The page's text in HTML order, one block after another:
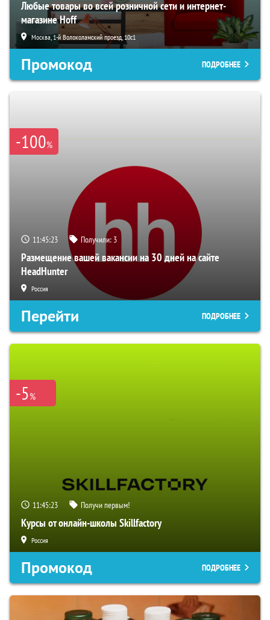
Любые товары во всей розничной сети и интернет-
магазине Hoff
Москва, 1-й Волоколамский проезд, 10с1
Промокод ПОДРОБНЕЕ
-100%
11:45:22 Получили: 3
Размещение вашей вакансии на 30 дней на сайте
HeadHunter
Россия
Перейти ПОДРОБНЕЕ
-5%
11:45:22 Получи первым!
Курсы от онлайн-школы Skillfactory
Россия
Промокод ПОДРОБНЕЕ